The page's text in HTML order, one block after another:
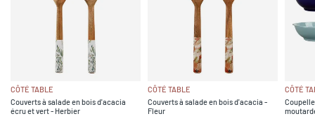
CÔTÉ TABLE
Couverts à salade en bois d'acacia
écru et vert - Herbier
CÔTÉ TABLE
Couverts à salade en bois d'acacia -
Fleur
CÔTÉ